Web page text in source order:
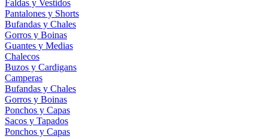
Faldas y Vestidos
Pantalones y Shorts
Bufandas y Chales
Gorros y Boinas
Guantes y Medias
Chalecos
Buzos y Cardigans
Camperas
Bufandas y Chales
Gorros y Boinas
Ponchos y Capas
Sacos y Tapados
Ponchos y Capas